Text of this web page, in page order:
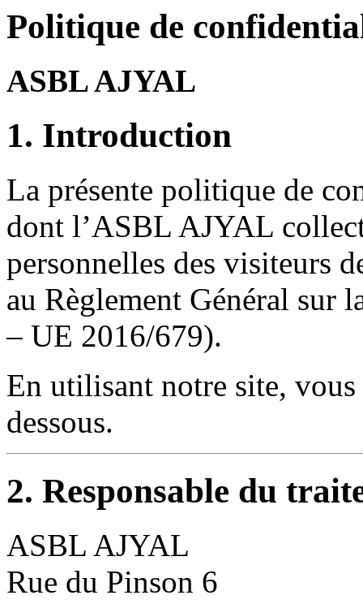
Politique de
ASBL AJYAL
1. Introduction
La présente politique de
dont l’ASBL AJYAL
personnelles des visiteurs
au Règlement Général sur
– UE 2016/679).
En utilisant notre site,
dessous.
2. Responsable du
ASBL AJYAL
Rue du Pinson 6